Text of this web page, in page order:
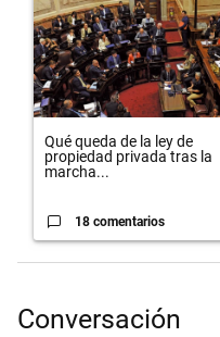
Qué queda de la ley de
propiedad privada tras la
marcha...
18 comentarios
Conversación